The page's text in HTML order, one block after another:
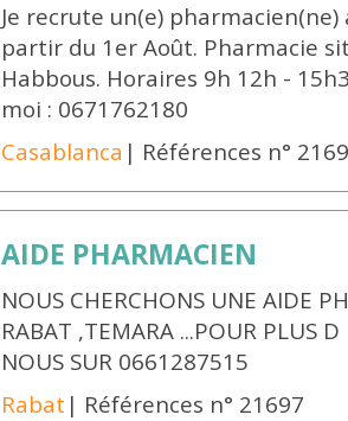
Je recrute un(e)
partir du 1er Août. Pharmacie
Habbous. Horaires 9h 12h -
moi : 0671762180
Casablanca | Références n°
AIDE PHARMACIEN
NOUS CHERCHONS UNE AIDE
RABAT ,TEMARA ...POUR PLUS
NOUS SUR 0661287515
Rabat | Références n° 21697